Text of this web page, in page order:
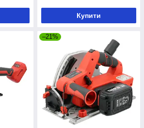
Купити
–21%